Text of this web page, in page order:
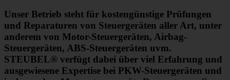
Unser Betrieb steht für kostengünstige Prüfungen
und Reparaturen von Steuergeräten aller Art, unter
anderem von Motor-Steuergeräten, Airbag-
Steuergeräten, ABS-Steuergeräten uvm.
STEUBEL® verfügt dabei über viel Erfahrung und
ausgewiesene Expertise bei PKW-Steuergeräten und